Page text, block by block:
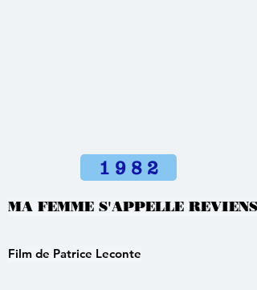
1 9 8 2
MA FEMME S'APPELLE REVIENS
Film de Patrice Leconte